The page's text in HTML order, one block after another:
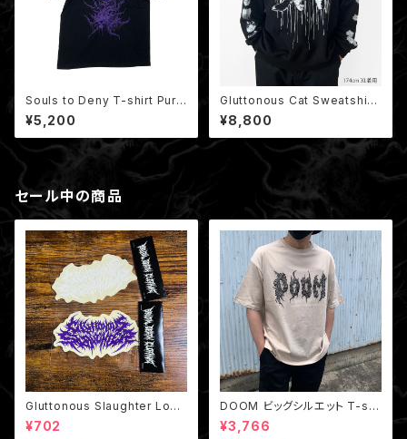
Souls to Deny T-shirt Purp
le（非売品ミニポスター付き）
¥5,200
Gluttonous Cat Sweatshirt
/ 地域の悪魔猫 クルーネックス
ウェット (裏パイル)
¥8,800
セール中の商品
Gluttonous Slaughter Logo
Big Sticker /クリアステッカー
¥702
DOOM ビッグシルエット T-shi
rt Beige
¥3,766